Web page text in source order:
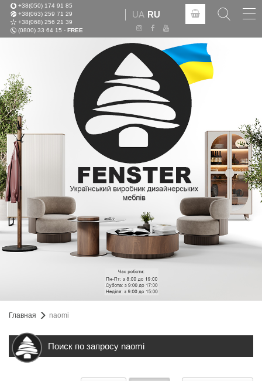
+38(050) 174 91 85
+38(063) 259 71 29
+38(068) 256 21 39
(0800) 33 64 15 - FREE
UA RU
Главная naomi
Поиск по запросу naomi